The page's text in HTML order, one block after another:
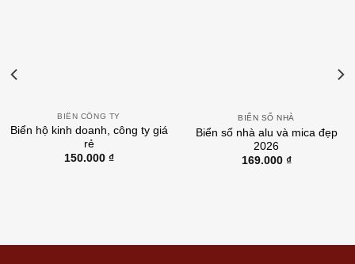
BIỂN CÔNG TY
Biển hộ kinh doanh, công ty giá
rẻ
150.000 ₫
BIỂN SỐ NHÀ
Biển số nhà alu và mica đẹp
2026
169.000 ₫